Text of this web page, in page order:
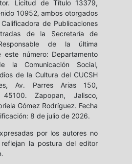
Licitud de Título 13379,
10952, ambos otorgados
de Publicaciones
de la Secretaría de
de la última
este número: Departamento
la Comunicación Social,
de la Cultura del CUCSH
Av. Parres Arias 150,
Zapopan, Jalisco,
Gómez Rodríguez. Fecha
8 de julio de 2026.
por los autores no
reflejan la postura del editor